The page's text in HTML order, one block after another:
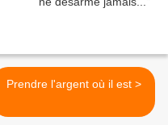
Prendre l'argent où il est >